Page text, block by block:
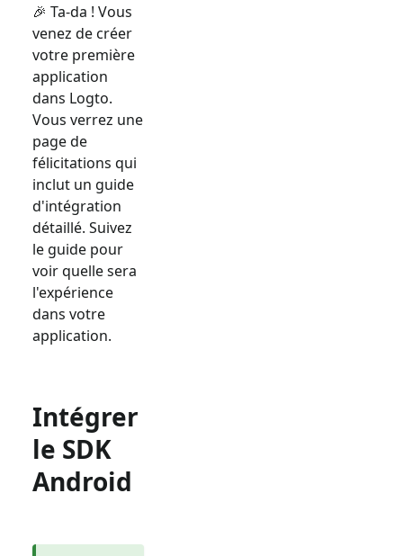
🎉 Ta-da ! Vous
venez de créer
votre première
application
dans Logto.
Vous verrez une
page de
félicitations qui
inclut un guide
d'intégration
détaillé. Suivez
le guide pour
voir quelle sera
l'expérience
dans votre
application.
Intégrer
le SDK
Android